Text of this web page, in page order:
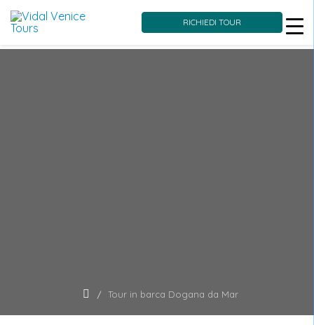
RICHIEDI TOUR
Tour in barca Dogana da Mar